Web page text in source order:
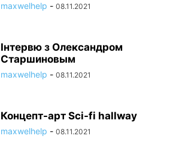
maxwelhelp - 08.11.2021
Інтервю з Олександром
Старшиновым
maxwelhelp - 08.11.2021
Концепт-арт Sci-fi hallway
maxwelhelp - 08.11.2021